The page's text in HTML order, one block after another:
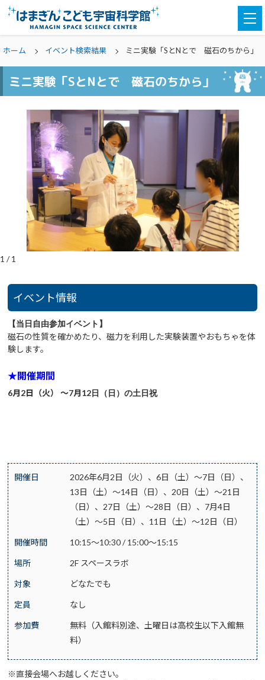
ホーム イベント検索結果 ミニ実験「SとNとで 磁石のちから」
ミニ実験「SとNとで 磁石のちから」
1 /1
イベント情報
【当日自由参加イベント】
磁石の性質を確かめたり、磁力を利用した実験装置やおもちゃを体
験します。
★開催期間
6月2日（火） ～7月12日（日）の土日祝
開催日
2026年6月2日（火）、6日（土）～7日（日）、
13日（土）～14日（日）、20日（土）～21日
（日）、27日（土）～28日（日）、7月4日
（土）～5日（日）、11日（土）～12日（日）
開催時間 10:15～10:30 / 15:00～15:15
場所 2F スペースラボ
対象 どなたでも
定員 なし
参加費
無料（入館料別途、土曜日は高校生以下入館無
料）
※直接会場へお越しください。